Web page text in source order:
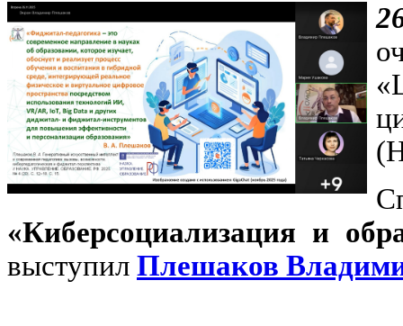
«Киберсоциализация и
выступил Плешаков